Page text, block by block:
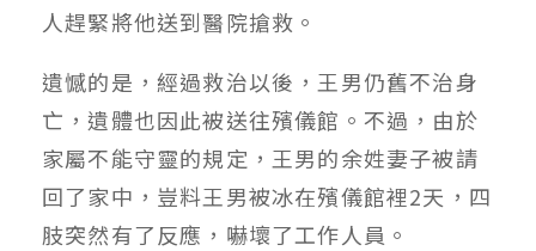
人趕緊將他送到醫院搶救。
遺憾的是，經過救治以後，王男仍舊不治身
亡，遺體也因此被送往殯儀館。不過，由於
家屬不能守靈的規定，王男的余姓妻子被請
回了家中，豈料王男被冰在殯儀館裡2天，四
肢突然有了反應，嚇壞了工作人員。